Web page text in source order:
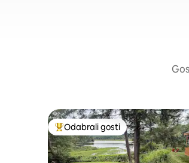
Među najviše rangiranima s
Odabrali gosti